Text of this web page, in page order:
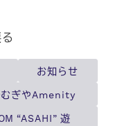
お知らせ
むぎやAmenity
“ASAHI” 遊